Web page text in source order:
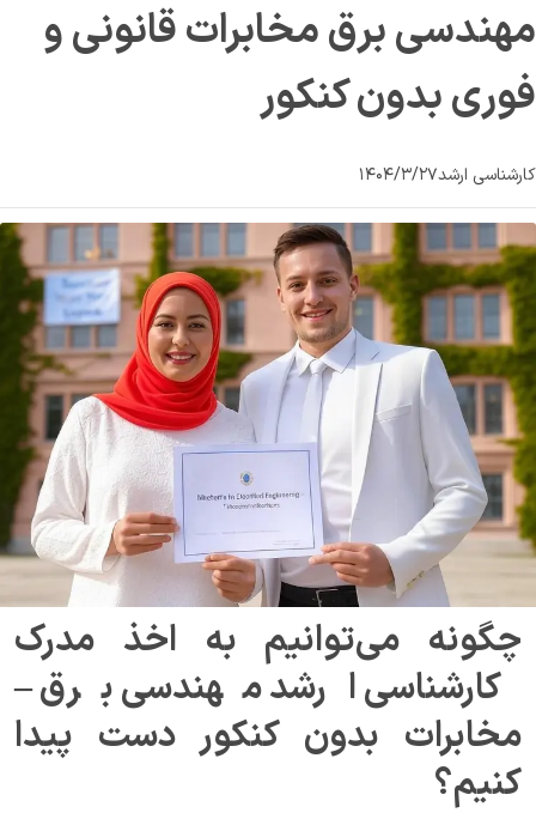
مهندسی برق مخابرات قانونی و
فوری بدون کنکور
کارشناسی ارشد۱۴۰۴/۳/۲۷
چگونه می‌توانیم به اخذ مدرک
کارشناسی ارشد مهندسی برق –
مخابرات بدون کنکور دست پیدا
کنیم؟